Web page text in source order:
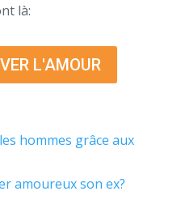
là:
L'AMOUR
hommes grâce aux
amoureux son ex?